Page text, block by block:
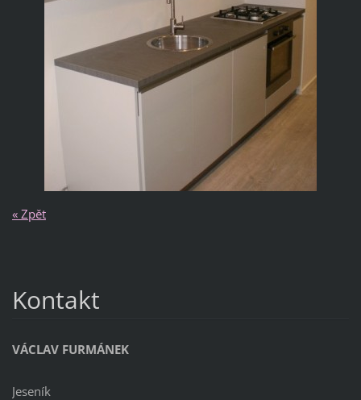
« Zpět
Kontakt
VÁCLAV FURMÁNEK
Jeseník